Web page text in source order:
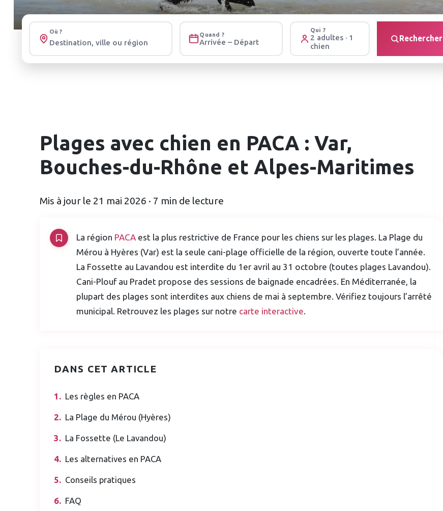
Où ? Quand ?
Arrivée – Départ
Qui ?
2 adultes · 1
chien
Rechercher
Plages avec chien en PACA : Var,
Bouches-du-Rhône et Alpes-Maritimes
Mis à jour le 21 mai 2026 · 7 min de lecture
La région PACA est la plus restrictive de France pour les chiens sur les plages. La Plage du
Mérou à Hyères (Var) est la seule cani-plage officielle de la région, ouverte toute l’année.
La Fossette au Lavandou est interdite du 1er avril au 31 octobre (toutes plages Lavandou).
Cani-Plouf au Pradet propose des sessions de baignade encadrées. En Méditerranée, la
plupart des plages sont interdites aux chiens de mai à septembre. Vérifiez toujours l’arrêté
municipal. Retrouvez les plages sur notre carte interactive
DANS CET ARTICLE
Les règles en PACA
La Plage du Mérou (Hyères)
La Fossette (Le Lavandou)
Les alternatives en PACA
Conseils pratiques
FAQ